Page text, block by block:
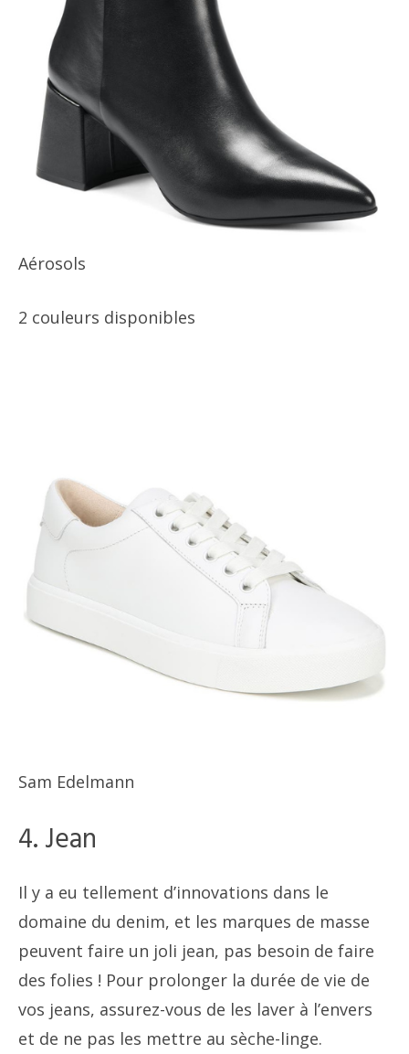
Aérosols
2 couleurs disponibles
Sam Edelmann
4. Jean
Il y a eu tellement d’innovations dans le
domaine du denim, et les marques de masse
peuvent faire un joli jean, pas besoin de faire
des folies ! Pour prolonger la durée de vie de
vos jeans, assurez-vous de les laver à l’envers
et de ne pas les mettre au sèche-linge.